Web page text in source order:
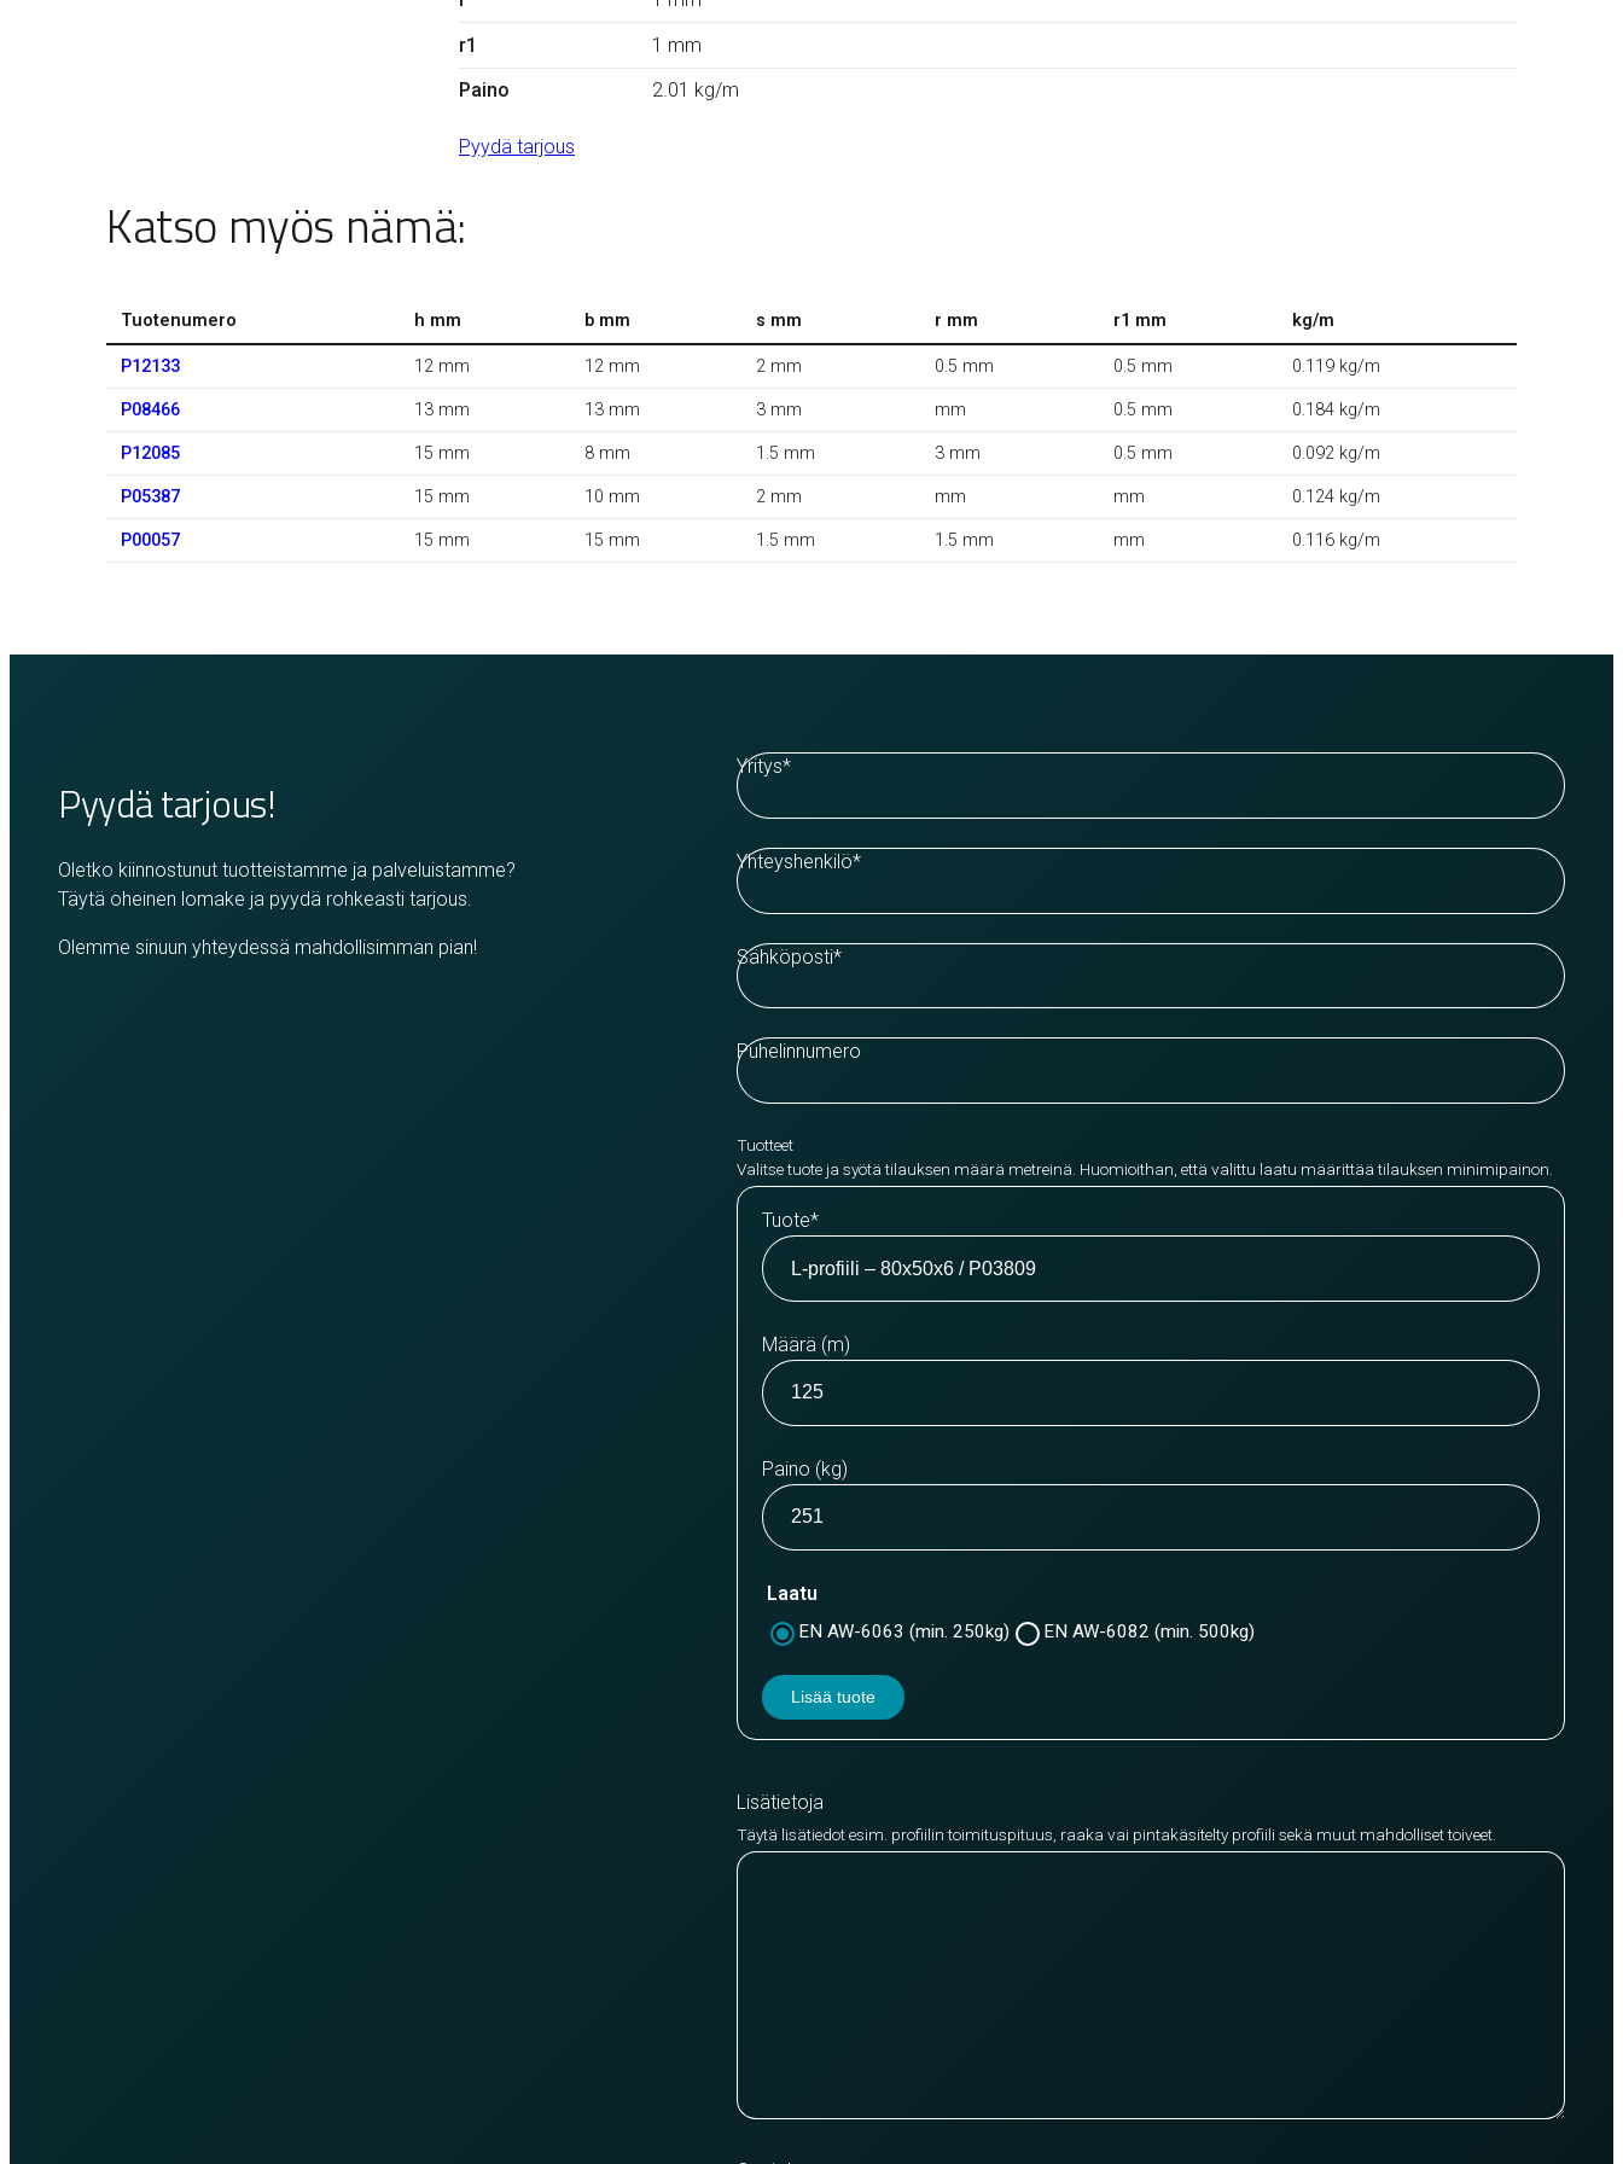
r1
1 mm
Paino
2.01 kg/m
Pyydä tarjous
Katso myös nämä:
Tuotenumero h mm b mm s mm r mm r1 mm kg/m
P12133 12 mm 12 mm 2 mm 0.5 mm 0.5 mm 0.119 kg/m
P08466 13 mm 13 mm 3 mm mm 0.5 mm 0.184 kg/m
P12085 15 mm 8 mm 1.5 mm 3 mm 0.5 mm 0.092 kg/m
P05387 15 mm 10 mm 2 mm mm mm 0.124 kg/m
P00057 15 mm 15 mm 1.5 mm 1.5 mm mm 0.116 kg/m
Pyydä tarjous!
Oletko kiinnostunut tuotteistamme ja palveluistamme?
Täytä oheinen lomake ja pyydä rohkeasti tarjous.
Olemme sinuun yhteydessä mahdollisimman pian!
Yritys*
Yhteyshenkilö*
Sähköposti*
Puhelinnumero
Tuotteet
Valitse tuote ja syötä tilauksen määrä metreinä. Huomioithan, että valittu laatu määrittää tilauksen minimipainon.
Tuote*
Määrä (m)
Paino (kg)
Laatu
EN AW-6063 (min. 250kg) EN AW-6082 (min. 500kg)
Lisää tuote
Lisätietoja
Täytä lisätiedot esim. profiilin toimituspituus, raaka vai pintakäsitelty profiili sekä muut mahdolliset toiveet.